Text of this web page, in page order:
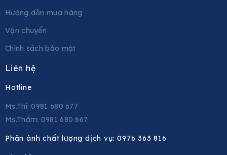
Hướng dẫn mua hàng
Vận chuyển
Chính sách bảo mật
Liên hệ
Hotline
Ms.Thi: 0981 680 677
Ms.Thắm: 0981 680 667
Phản ánh chất lượng dịch vụ:0976 363 816